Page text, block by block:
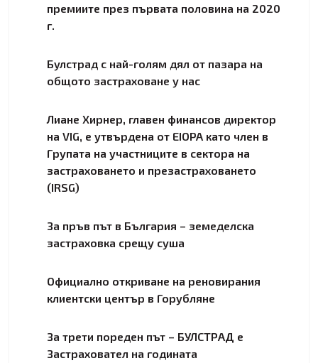
премиите през първата половина на 2020
г.
Булстрад с най-голям дял от пазара на
общото застраховане у нас
Лиане Хирнер, главен финансов директор
на VIG, е утвърдена от EIOPA като член в
Групата на участниците в сектора на
застраховането и презастраховането
(IRSG)
За пръв път в България – земеделска
застраховка срещу суша
Официално откриване на реновирания
клиентски център в Горубляне
За трети пореден път – БУЛСТРАД е
Застраховател на годината